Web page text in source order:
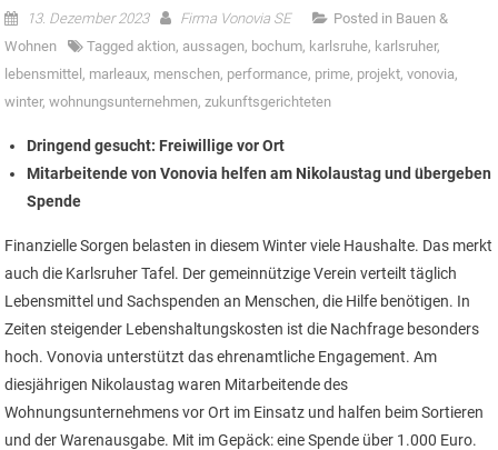
13. Dezember 2023 Firma Vonovia SE Posted in Bauen &
Wohnen
Tagged aktion, aussagen, bochum, karlsruhe, karlsruher,
lebensmittel , marleaux, menschen, performance, prime, projekt,vonovia,
winter,wohnungsunternehmen,zukunftsgerichteten
Dringend gesucht: Freiwillige vor Ort
Mitarbeitende von Vonovia helfen am Nikolaustag und übergeben
Spende
Finanzielle Sorgen belasten in diesem Winter viele Haushalte. Das merkt
auch die Karlsruher Tafel. Der gemeinnützige Verein verteilt täglich
Lebensmittel und Sachspenden an Menschen, die Hilfe benötigen. In
Zeiten steigender Lebenshaltungskosten ist die Nachfrage besonders
hoch. Vonovia unterstützt das ehrenamtliche Engagement. Am
diesjährigen Nikolaustag waren Mitarbeitende des
Wohnungsunternehmens vor Ort im Einsatz und halfen beim Sortieren
und der Warenausgabe. Mit im Gepäck: eine Spende über 1.000 Euro.